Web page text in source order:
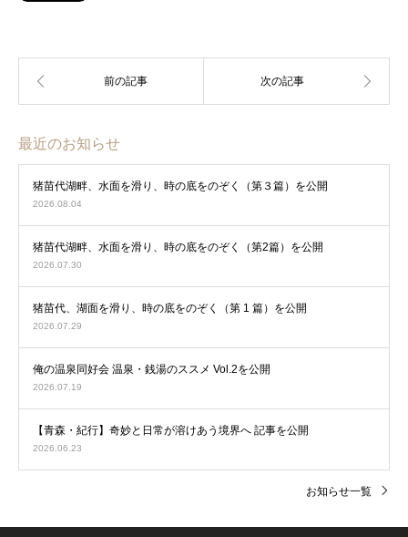
最近のお知らせ
猪苗代湖畔、水面を滑り、時の底をのぞく（第３篇）を公開
2026.08.04
猪苗代湖畔、水面を滑り、時の底をのぞく（第2篇）を公開
2026.07.30
猪苗代、湖面を滑り、時の底をのぞく（第 1 篇）を公開
2026.07.29
俺の温泉同好会 温泉・銭湯のススメ Vol.2を公開
2026.07.19
【青森・紀行】奇妙と日常が溶けあう境界へ 記事を公開
2026.06.23
お知らせ一覧